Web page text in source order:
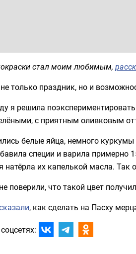
стал моим любимым,
только праздник, но и
я решила
с приятным оливковым
белые яйца, немного
специи и варила примерно
натёрла их капелькой масла. Так
поверили, что такой цвет
, как сделать на Пасху